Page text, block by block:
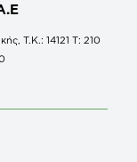
Τ.Κ.: 14121 Τ: 210